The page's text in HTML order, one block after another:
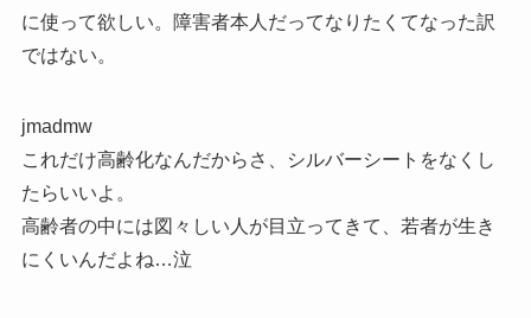
に使って欲しい。障害者本人だってなりたくてなった訳
ではない。
jmadmw
これだけ高齢化なんだからさ、シルバーシートをなくし
たらいいよ。
高齢者の中には図々しい人が目立ってきて、若者が生き
にくいんだよね…泣